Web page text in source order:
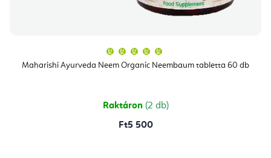
Maharishi Ayurveda Neem Organic Neembaum tabletta 60 db
átlagos
értékelése
csillag.
Raktáron (2 db)
Ft5 500